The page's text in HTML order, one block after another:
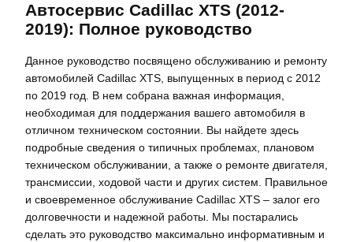
Автосервис Cadillac XTS (2012-
2019): Полное руководство
Данное руководство посвящено обслуживанию и ремонту
автомобилей Cadillac XTS, выпущенных в период с 2012
по 2019 год. В нем собрана важная информация,
необходимая для поддержания вашего автомобиля в
отличном техническом состоянии. Вы найдете здесь
подробные сведения о типичных проблемах, плановом
техническом обслуживании, а также о ремонте двигателя,
трансмиссии, ходовой части и других систем. Правильное
и своевременное обслуживание Cadillac XTS – залог его
долговечности и надежной работы. Мы постарались
сделать это руководство максимально информативным и